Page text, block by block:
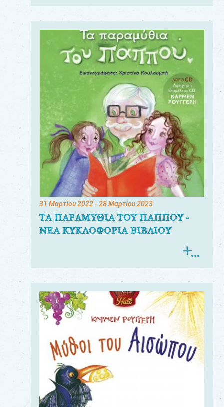
31 Μαρτίου 2022- 28 Μαρτίου 2023
ΤΑ ΠΑΡΑΜΥΘΙΑ ΤΟΥ ΠΑΠΠΟΥ -
ΝΕΑ ΚΥΚΛΟΦΟΡΙΑ ΒΙΒΛΙΟΥ